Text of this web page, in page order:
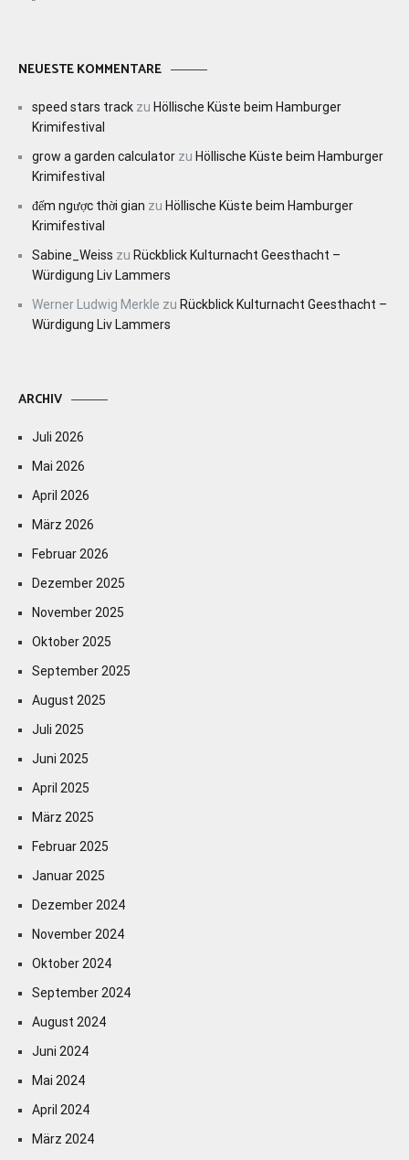
NEUESTE KOMMENTARE
speed stars track zu Höllische Küste beim Hamburger
Krimifestival
grow a garden calculator zu Höllische Küste beim Hamburger
Krimifestival
đếm ngược thời gian zu Höllische Küste beim Hamburger
Krimifestival
Sabine_Weiss zu Rückblick Kulturnacht Geesthacht –
Würdigung Liv Lammers
Werner Ludwig Merkle zu Rückblick Kulturnacht Geesthacht –
Würdigung Liv Lammers
ARCHIV
Juli 2026
Mai 2026
April 2026
März 2026
Februar 2026
Dezember 2025
November 2025
Oktober 2025
September 2025
August 2025
Juli 2025
Juni 2025
April 2025
März 2025
Februar 2025
Januar 2025
Dezember 2024
November 2024
Oktober 2024
September 2024
August 2024
Juni 2024
Mai 2024
April 2024
März 2024